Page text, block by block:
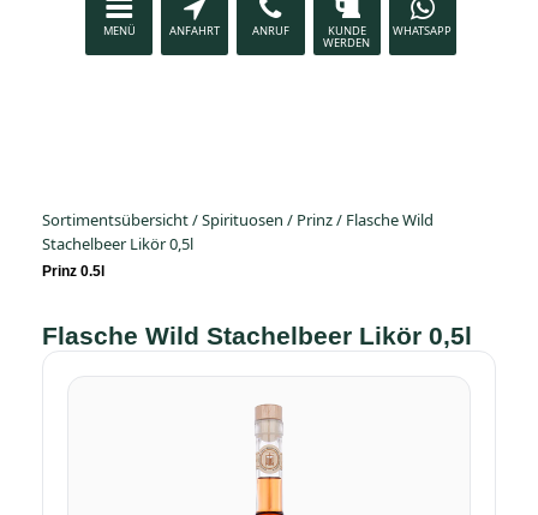
MENÜ ANFAHRT ANRUF KUNDE
WERDEN
WHATSAPP
Sortimentsübersicht/Spirituosen / Prinz/ Flasche Wild
Stachelbeer Likör 0,5l
Prinz 0.5l
Flasche Wild Stachelbeer Likör 0,5l